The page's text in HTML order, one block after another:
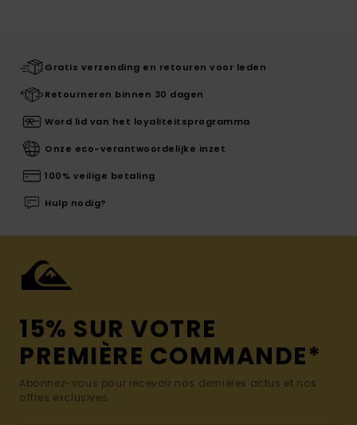
Gratis verzending en retouren voor leden
Retourneren binnen 30 dagen
Word lid van het loyaliteitsprogramma
Onze eco-verantwoordelijke inzet
100% veilige betaling
Hulp nodig?
15% SUR VOTRE
PREMIÈRE COMMANDE*
Abonnez-vous pour recevoir nos dernières actus et nos
offres exclusives.